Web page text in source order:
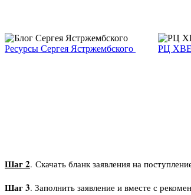
Ресурсы Сергея Ястржембского РЦ ХВЕ
Шаг 2. Скачать бланк заявления на
Шаг 3. Заполнить заявление и вместе с